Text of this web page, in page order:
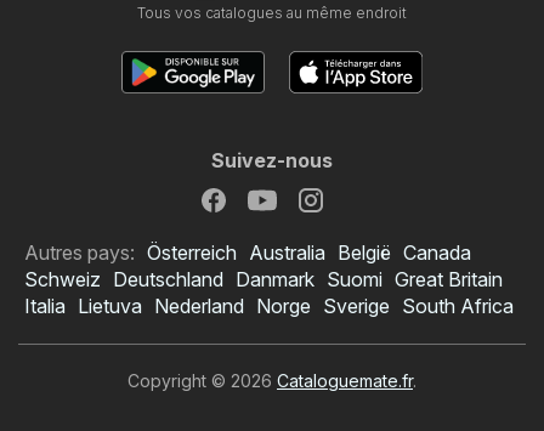
Tous vos catalogues au même endroit
Suivez-nous
Autres pays: Österreich Australia België Canada
Schweiz Deutschland Danmark Suomi Great Britain
Italia Lietuva Nederland Norge Sverige South Africa
Copyright © 2026 Cataloguemate.fr.